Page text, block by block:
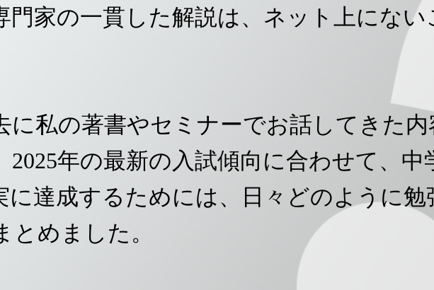
門家の一貫した解説は、ネット上にない
に私の著書やセミナーでお話してきた内
年の最新の入試傾向に合わせて、中
に達成するためには、日々どのように勉
めました。